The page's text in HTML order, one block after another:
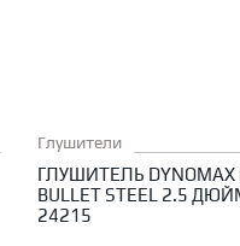
Глушители
ГЛУШИТЕЛЬ DYNOMAX
BULLET STEEL 2.5
24215